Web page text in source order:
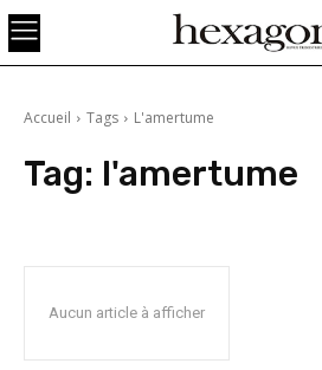
Accueil Tags L'amertume
Tag: l'amertume
Aucun article à afficher